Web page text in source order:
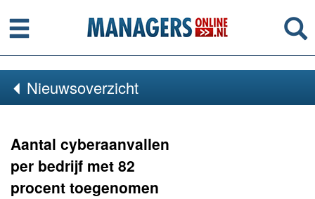
Menu
Nieuwsoverzicht
Aantal cyberaanvallen
per bedrijf met 82
procent toegenomen